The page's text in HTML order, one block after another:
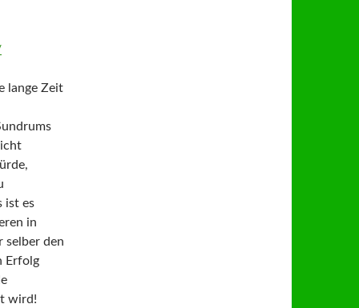
lange Zeit
ist es
in
selber den
Erfolg
wird!